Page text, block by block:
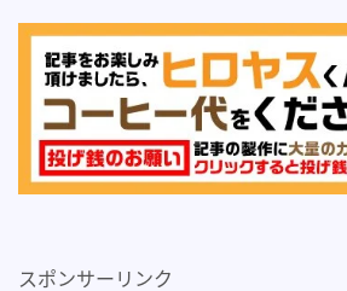
スポンサーリンク